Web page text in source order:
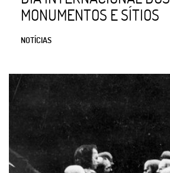
MONUMENTOS E SÍTIOS
NOTÍCIAS